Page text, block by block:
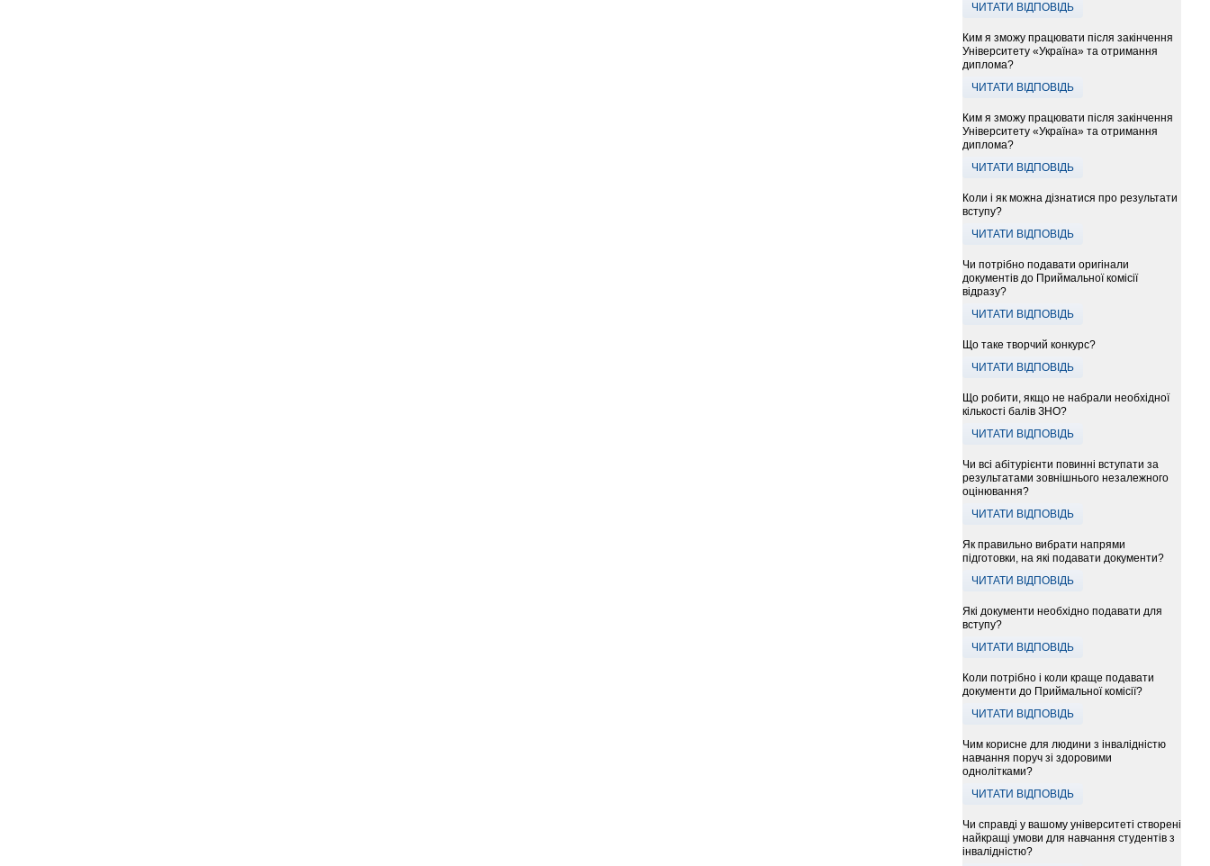
ЧИТАТИ ВІДПОВІДЬ
Ким я зможу працювати після закінчення
Університету «Україна» та отримання
диплома?
ЧИТАТИ ВІДПОВІДЬ
Ким я зможу працювати після закінчення
Університету «Україна» та отримання
диплома?
ЧИТАТИ ВІДПОВІДЬ
Коли і як можна дізнатися про результати
вступу?
ЧИТАТИ ВІДПОВІДЬ
Чи потрібно подавати оригінали
документів до Приймальної комісії
відразу?
ЧИТАТИ ВІДПОВІДЬ
Що таке творчий конкурс?
ЧИТАТИ ВІДПОВІДЬ
Що робити, якщо не набрали необхідної
кількості балів ЗНО?
ЧИТАТИ ВІДПОВІДЬ
Чи всі абітурієнти повинні вступати за
результатами зовнішнього незалежного
оцінювання?
ЧИТАТИ ВІДПОВІДЬ
Як правильно вибрати напрями
підготовки, на які подавати документи?
ЧИТАТИ ВІДПОВІДЬ
Які документи необхідно подавати для
вступу?
ЧИТАТИ ВІДПОВІДЬ
Коли потрібно і коли краще подавати
документи до Приймальної комісії?
ЧИТАТИ ВІДПОВІДЬ
Чим корисне для людини з інвалідністю
навчання поруч зі здоровими
однолітками?
ЧИТАТИ ВІДПОВІДЬ
Чи справді у вашому університеті створені
найкращі умови для навчання студентів з
інвалідністю?